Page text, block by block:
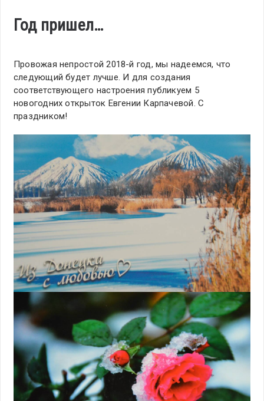
Год пришел…
Провожая непростой 2018-й год, мы надеемся, что
следующий будет лучше. И для создания
соответствующего настроения публикуем 5
новогодних открыток Евгении Карпачевой. С
праздником!